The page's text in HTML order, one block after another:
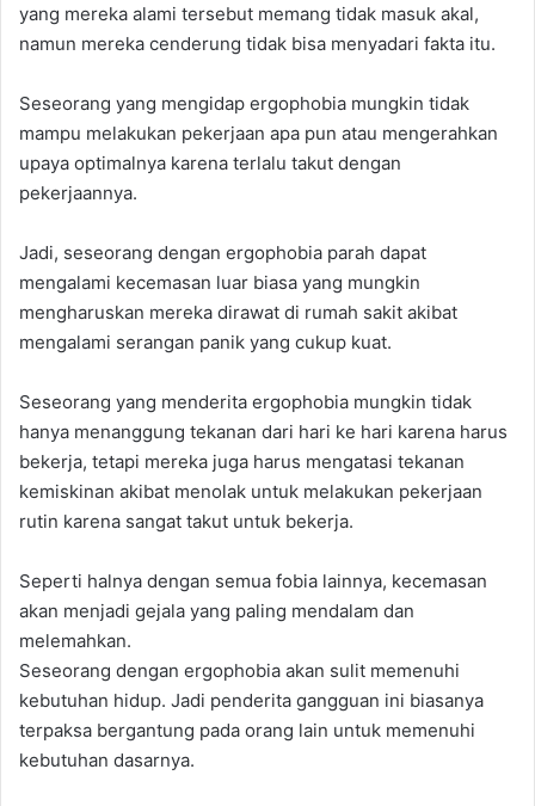
yang mereka alami tersebut memang tidak masuk akal,
namun mereka cenderung tidak bisa menyadari fakta itu.
Seseorang yang mengidap ergophobia mungkin tidak
mampu melakukan pekerjaan apa pun atau mengerahkan
upaya optimalnya karena terlalu takut dengan
pekerjaannya.
Jadi, seseorang dengan ergophobia parah dapat
mengalami kecemasan luar biasa yang mungkin
mengharuskan mereka dirawat di rumah sakit akibat
mengalami serangan panik yang cukup kuat.
Seseorang yang menderita ergophobia mungkin tidak
hanya menanggung tekanan dari hari ke hari karena harus
bekerja, tetapi mereka juga harus mengatasi tekanan
kemiskinan akibat menolak untuk melakukan pekerjaan
rutin karena sangat takut untuk bekerja.
Seperti halnya dengan semua fobia lainnya, kecemasan
akan menjadi gejala yang paling mendalam dan
melemahkan.
Seseorang dengan ergophobia akan sulit memenuhi
kebutuhan hidup. Jadi penderita gangguan ini biasanya
terpaksa bergantung pada orang lain untuk memenuhi
kebutuhan dasarnya.